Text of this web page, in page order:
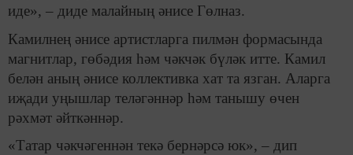
иде», – диде малайның әнисе Гөлназ.
Камилнең әнисе артистларга пилмән формасында
магнитлар, гөбәдия һәм чәкчәк бүләк итте. Камил
белән аның әнисе коллективка хат та язган. Аларга
иҗади уңышлар теләгәннәр һәм танышу өчен
рәхмәт әйткәннәр.
«Татар чәкчәгеннән текә бернәрсә юк», – дип